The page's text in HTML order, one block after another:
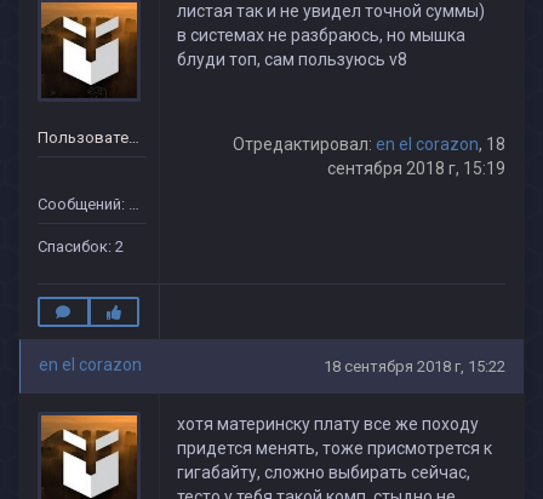
Пользователь
Сообщений: 21
Спасибок: 2
листая так и не увидел точной суммы)
в системах не разбраюсь, но мышка
блуди топ, сам пользуюсь v8
Отредактировал: en el corazon, 18
сентября 2018 г, 15:19
en el corazon 18 сентября 2018 г, 15:22
хотя материнску плату все же походу
придется менять, тоже присмотрется к
гигабайту, сложно выбирать сейчас,